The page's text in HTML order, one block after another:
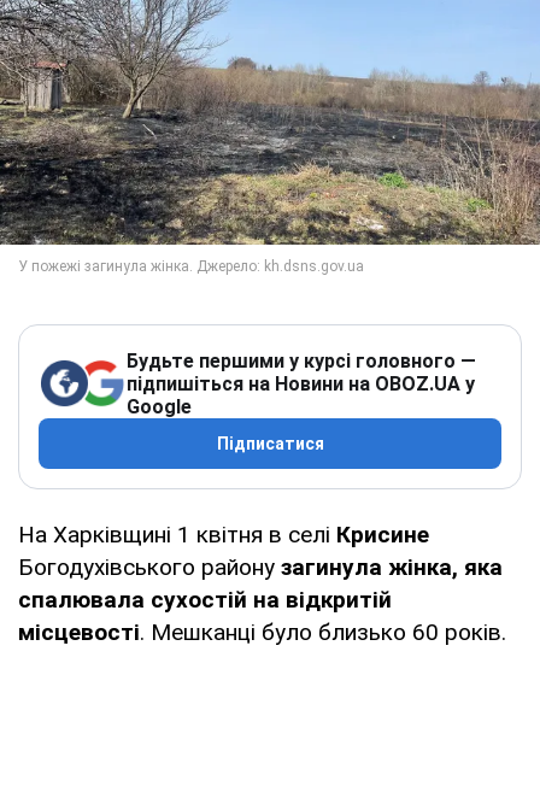
Будьте першими у курсі головного —
підпишіться на Новини на OBOZ.UA у
Google
Підписатися
На Харківщині 1 квітня в селі Крисине
Богодухівського району загинула жінка, яка
спалювала сухостій на відкритій
місцевості. Мешканці було близько 60 років.